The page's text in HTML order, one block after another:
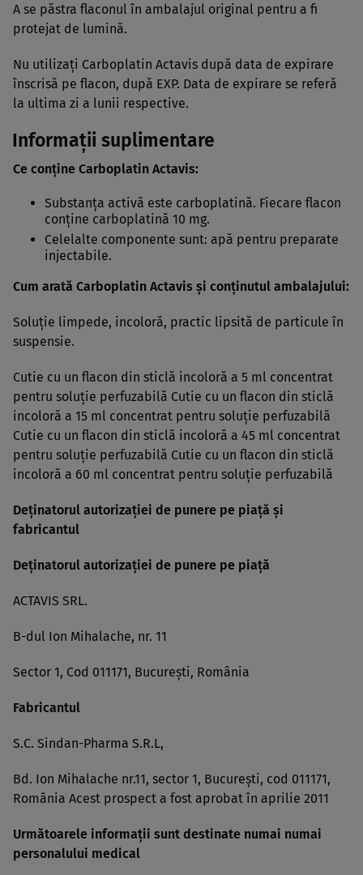
A se păstra flaconul în ambalajul original pentru a fi
protejat de lumină.
Nu utilizaţi Carboplatin Actavis după data de expirare
înscrisă pe flacon, după EXP. Data de expirare se referă
la ultima zi a lunii respective.
Informaţii suplimentare
Ce conţine Carboplatin Actavis:
Substanţa activă este carboplatină. Fiecare flacon
conţine carboplatină 10 mg.
Celelalte componente sunt: apă pentru preparate
injectabile.
Cum arată Carboplatin Actavis şi conţinutul ambalajului:
Soluţie limpede, incoloră, practic lipsită de particule în
suspensie.
Cutie cu un flacon din sticlă incoloră a 5 ml concentrat
pentru soluţie perfuzabilă Cutie cu un flacon din sticlă
incoloră a 15 ml concentrat pentru soluţie perfuzabilă
Cutie cu un flacon din sticlă incoloră a 45 ml concentrat
pentru soluţie perfuzabilă Cutie cu un flacon din sticlă
incoloră a 60 ml concentrat pentru soluţie perfuzabilă
Deţinatorul autorizaţiei de punere pe piaţă şi
fabricantul
Deţinatorul autorizaţiei de punere pe piaţă
ACTAVIS SRL.
B-dul Ion Mihalache, nr. 11
Sector 1, Cod 011171, Bucureşti, România
Fabricantul
S.C. Sindan-Pharma S.R.L,
Bd. Ion Mihalache nr.11, sector 1, Bucureşti, cod 011171,
România Acest prospect a fost aprobat în aprilie 2011
Următoarele informaţii sunt destinate numai numai
personalului medical